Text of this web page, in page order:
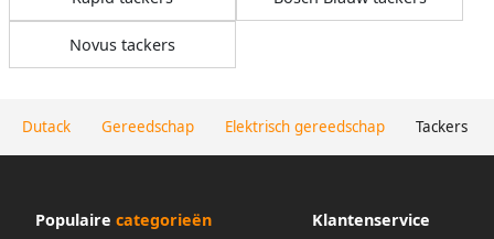
Dutack Gereedschap Elektrisch gereedschap Tackers
Novus tackers
Populaire categorieën Klantenservice